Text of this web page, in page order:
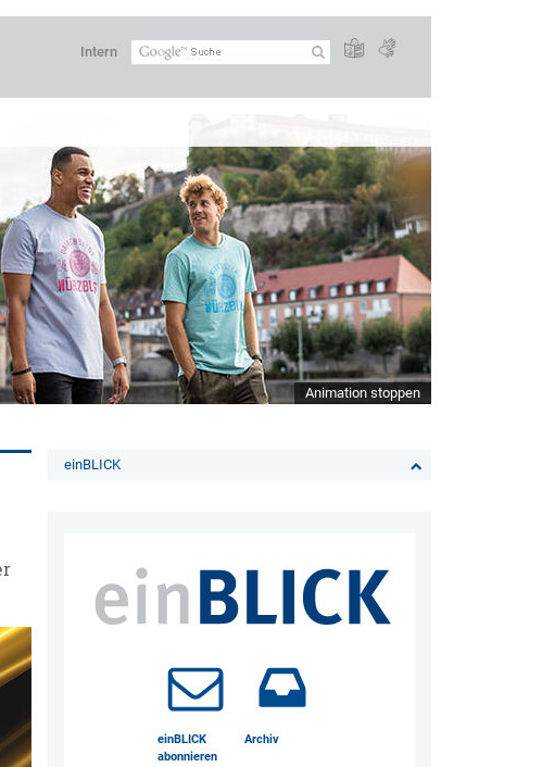
Intern
Animation stoppen
einBLICK
einBLICK
abonnieren
Archiv